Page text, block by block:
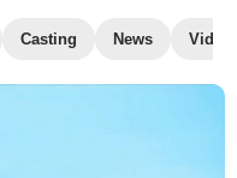
Casting News